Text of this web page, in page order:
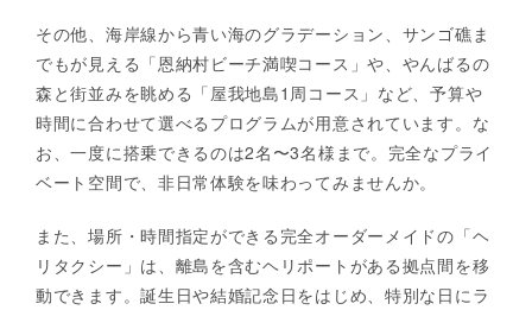
その他、海岸線から青い海のグラデーション、サンゴ礁ま
でもが見える「恩納村ビーチ満喫コース」や、やんばるの
森と街並みを眺める「屋我地島1周コース」など、予算や
時間に合わせて選べるプログラムが用意されています。な
お、一度に搭乗できるのは2名〜3名様まで。完全なプライ
ベート空間で、非日常体験を味わってみませんか。
また、場所・時間指定ができる完全オーダーメイドの「ヘ
リタクシー」は、離島を含むヘリポートがある拠点間を移
動できます。誕生日や結婚記念日をはじめ、特別な日にラ